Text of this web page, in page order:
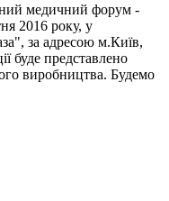
медичний форум -
2016 року, у
за адресою м.Київ,
буде представлено
виробництва. Будемо